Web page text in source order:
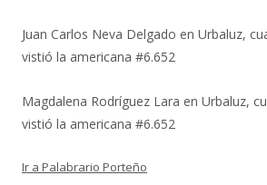
Juan Carlos Neva Delgado en Urbaluz,
vistió la americana #6.652
Magdalena Rodríguez Lara en Urbaluz,
vistió la americana #6.652
Ir a Palabrario Porteño